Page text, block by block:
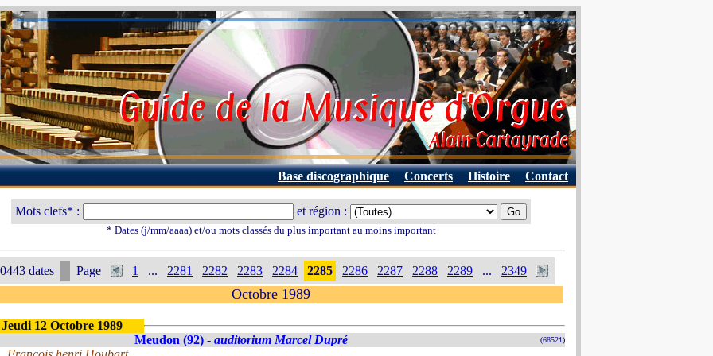
Base discographique Concerts Histoire Contact
Mots clefs* : et région :
* Dates (j/mm/aaaa) et/ou mots classés du plus important au moins important
dates Page 1 ... 2281 2282 2283 2284 2285 2286 2287 2288 2289 ... 2349
Octobre 1989
Jeudi 12 Octobre 1989
Meudon (92) - auditorium Marcel Dupré (68521)